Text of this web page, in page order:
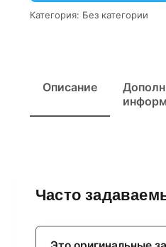
Категория: Без категории
Описание
Часто